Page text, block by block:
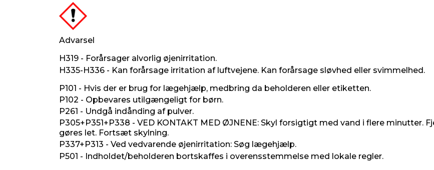
Advarsel
H319 - Forårsager alvorlig øjenirritation.
H335-H336 - Kan forårsage irritation af luftvejene. Kan forårsage sløvhed eller svimmelhed.
P101 - Hvis der er brug for lægehjælp, medbring da beholderen eller etiketten.
P102 - Opbevares utilgængeligt for børn.
P261 - Undgå indånding af pulver.
P305+P351+P338 - VED KONTAKT MED ØJNENE: Skyl forsigtigt med vand i flere minutter.
gøres let. Fortsæt skylning.
P337+P313 - Ved vedvarende øjenirritation: Søg lægehjælp.
P501 - Indholdet/beholderen bortskaffes i overensstemmelse med lokale regler.